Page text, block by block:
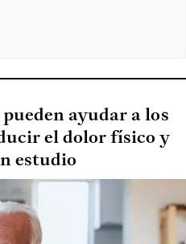
ayudar a los
el dolor físico y
estudio